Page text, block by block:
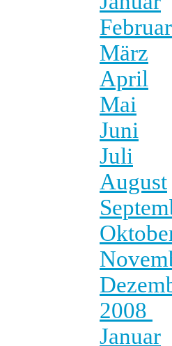
Februar
März
April
Mai
Juni
Juli
August
2008
Januar